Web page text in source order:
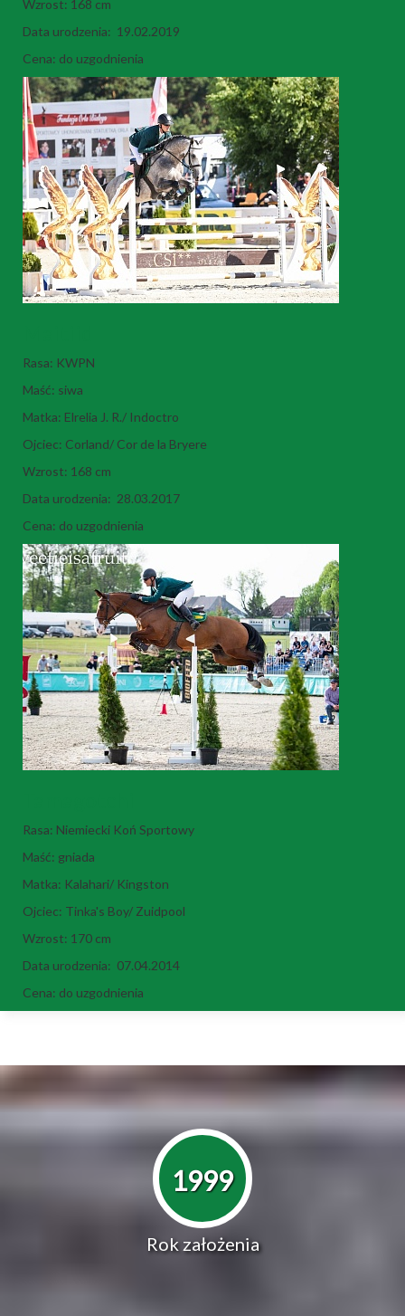
Wzrost: 168 cm
Data urodzenia: 19.02.2019
Cena: do uzgodnienia
Rasa: KWPN
Maść: siwa
Matka: Elrelia J. R./ Indoctro
Ojciec: Corland/ Cor de la Bryere
Wzrost: 168 cm
Data urodzenia: 28.03.2017
Cena: do uzgodnienia
Rasa: Niemiecki Koń Sportowy
Maść: gniada
Matka: Kalahari/ Kingston
Ojciec: Tinka's Boy/ Zuidpool
Wzrost: 170 cm
Data urodzenia: 07.04.2014
Cena: do uzgodnienia
1999
Rok założenia